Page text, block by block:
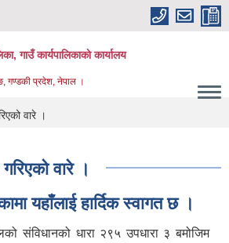
गाउँ कार्यपालिकाकाे कार्यालय
गण्डकी प्रदेश, नेपाल ।
वारे ।
वारे ।
यहाँलाई हार्दिक स्वागत छ ।
संविधानको धारा २९५ उपधारा ३ बमोजिम